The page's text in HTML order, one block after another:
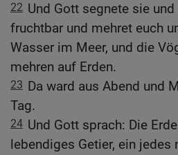
22 Und Gott segnete sie
fruchtbar und mehret euch
Wasser im Meer, und die
mehren auf Erden.
23 Da ward aus Abend und
Tag.
24 Und Gott sprach: Die
lebendiges Getier, ein jedes